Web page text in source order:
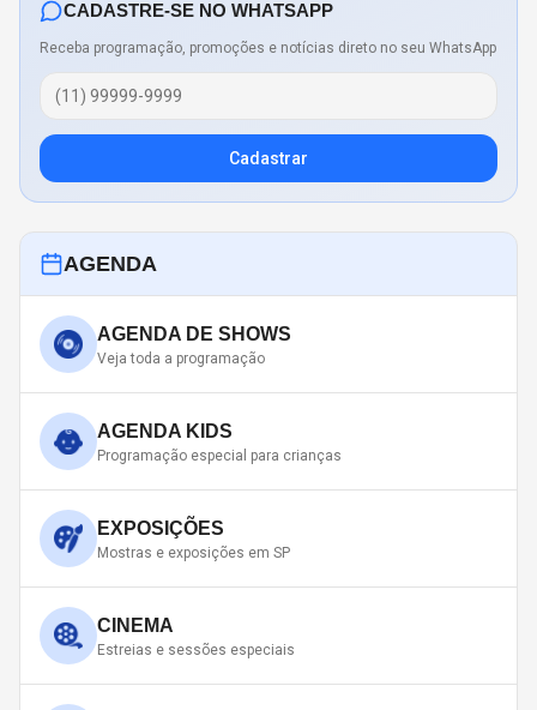
CADASTRE-SE NO WHATSAPP
Receba programação, promoções e notícias direto no seu WhatsApp
Cadastrar
AGENDA
AGENDA DE SHOWS
Veja toda a programação
AGENDA KIDS
Programação especial para crianças
EXPOSIÇÕES
Mostras e exposições em SP
CINEMA
Estreias e sessões especiais